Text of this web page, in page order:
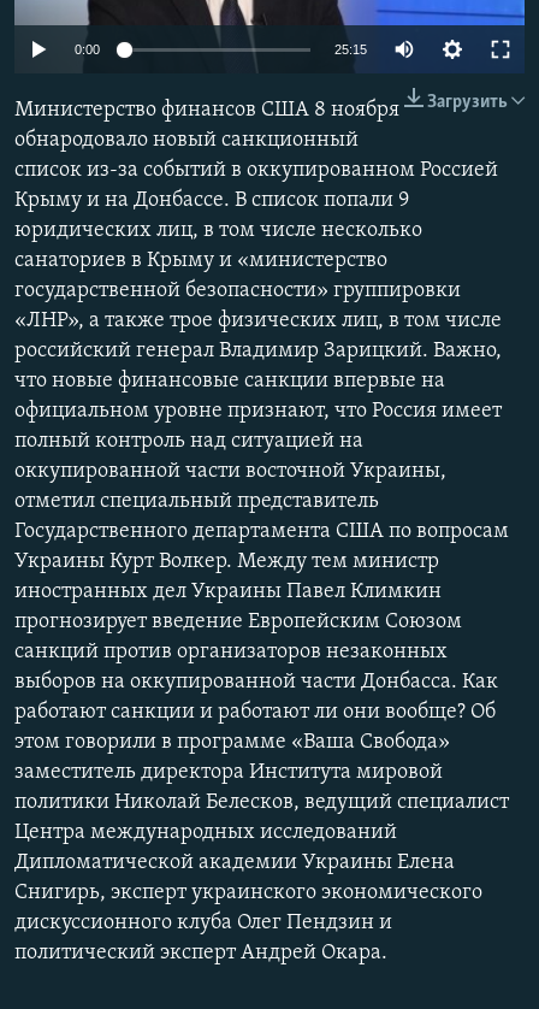
ПОБЕДИТЕЛЕЙ НЕ СУДЯТ?
ELIFBE
УКРАИНСКАЯ ПРОБЛЕМА КРЫМА
ПРИСОЕДИНЯЙТЕСЬ!
Все сайты RFE/RL
0:00 25:15
Загрузить
Министерство финансов США 8 ноября
обнародовало новый санкционный
список из-за событий в оккупированном Россией
Крыму и на Донбассе. В список попали 9
юридических лиц, в том числе несколько
санаториев в Крыму и «министерство
государственной безопасности» группировки
«ЛНР», а также трое физических лиц, в том числе
российский генерал Владимир Зарицкий. Важно,
что новые финансовые санкции впервые на
официальном уровне признают, что Россия имеет
полный контроль над ситуацией на
оккупированной части восточной Украины,
отметил специальный представитель
Государственного департамента США по вопросам
Украины Курт Волкер. Между тем министр
иностранных дел Украины Павел Климкин
прогнозирует введение Европейским Союзом
санкций против организаторов незаконных
выборов на оккупированной части Донбасса. Как
работают санкции и работают ли они вообще? Об
этом говорили в программе «Ваша Свобода»
заместитель директора Института мировой
политики Николай Белесков, ведущий специалист
Центра международных исследований
Дипломатической академии Украины Елена
Снигирь, эксперт украинского экономического
дискуссионного клуба Олег Пендзин и
политический эксперт Андрей Окара.